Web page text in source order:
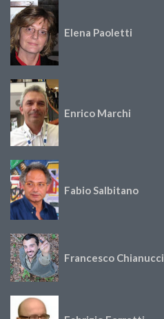
Elena Paoletti
Enrico Marchi
Fabio Salbitano
Francesco Chianucci